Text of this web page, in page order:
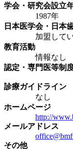
学会・研究会設立
1987年
日本医学会・日本
加盟してい
教育活動
情報なし
認定・専門医等制
診療ガイドライン
なし
ホームページ
http://
メールアドレス
その他